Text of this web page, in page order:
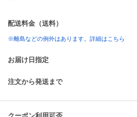
配送料金（送料）
※離島などの例外はあります。詳細はこちら
お届け日指定
注文から発送まで